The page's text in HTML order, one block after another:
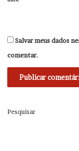
Salvar meus dados
comentar.
Pesquisar